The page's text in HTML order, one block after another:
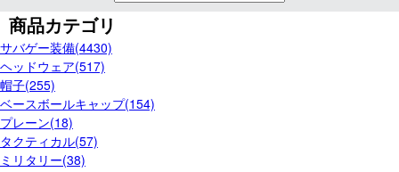
商品カテゴリ
サバゲー装備(4430)
ヘッドウェア(517)
帽子(255)
ベースボールキャップ(154)
プレーン(18)
タクティカル(57)
ミリタリー(38)